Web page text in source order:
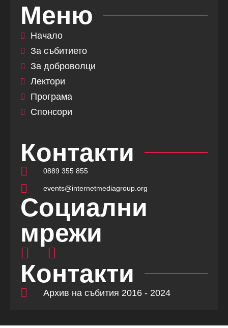
Меню
Начало
За събитието
За доброволци
Лектори
Програма
Спонсори
Контакти
0889 355 855
events@internetmediagroup.org
Социални
мрежи
Контакти
Архив на събития 2016 - 2024